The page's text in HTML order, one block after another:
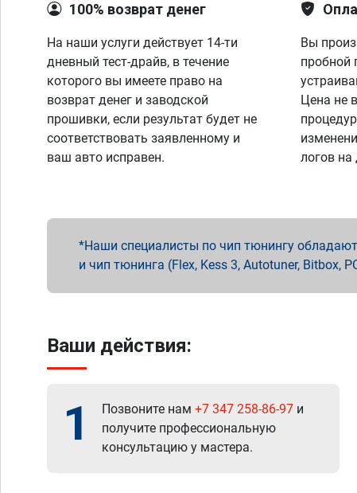
100% возврат денег
На наши услуги действует 14-ти
дневный тест-драйв, в течение
которого вы имеете право на
возврат денег и заводской
прошивки, если результат будет не
соответствовать заявленному и
ваш авто исправен.
Вы
пробной
Цена не
логов на
Наши специалисты по чип тюнингу
и чип тюнинга (Flex, Kess 3, Autotuner, Bitbox,
Ваши действия:
1 Позвоните нам +7 347 258-86-97 и
получите профессиональную
консультацию у мастера.